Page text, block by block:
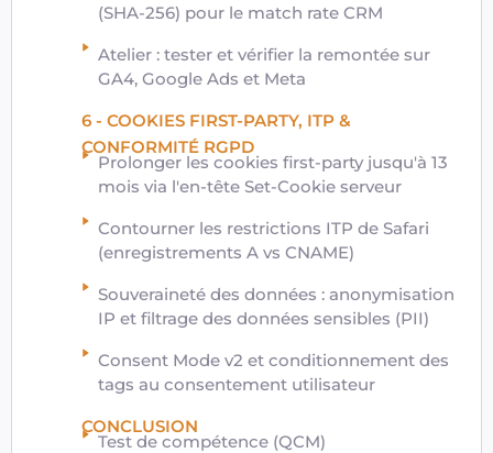
(SHA-256) pour le match rate CRM
Atelier : tester et vérifier la remontée sur
GA4, Google Ads et Meta
6 - COOKIES FIRST-PARTY, ITP &
CONFORMITÉ RGPD
Prolonger les cookies first-party jusqu'à 13
mois via l'en-tête Set-Cookie serveur
Contourner les restrictions ITP de Safari
(enregistrements A vs CNAME)
Souveraineté des données : anonymisation
IP et filtrage des données sensibles (PII)
Consent Mode v2 et conditionnement des
tags au consentement utilisateur
CONCLUSION
Test de compétence (QCM)